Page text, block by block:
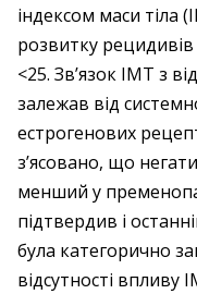
індексом маси
розвитку
<25. Зв’язок ІМТ з
залежав від
естрогенових
з’ясовано, що
менший у
підтвердив і
була категорично
відсутності впливу